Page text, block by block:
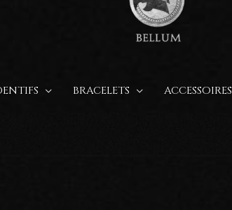
BRACELETS ACCESSOIRES